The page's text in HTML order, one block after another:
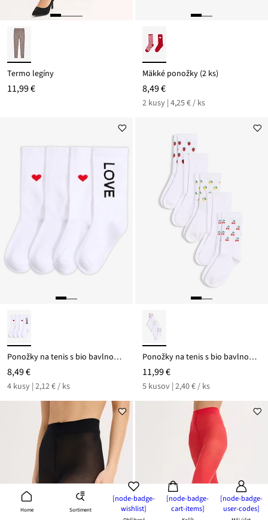
Home Sortiment
[node-badge-
wishlist]
[node-badge-
cart-items]
[node-badge-
user-codes]
Termo legíny
11,99 €
Mäkké ponožky (2 ks)
8,49 €
2 kusy | 4,25 € / ks
Ponožky na tenis s bio bavlnou (4 ks v balení)
8,49 €
4 kusy | 2,12 € / ks
Ponožky na tenis s bio bavlnou (5 ks v balení)
11,99 €
5 kusov | 2,40 € / ks